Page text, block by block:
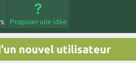
Proposer une idée
nouvel utilisateur